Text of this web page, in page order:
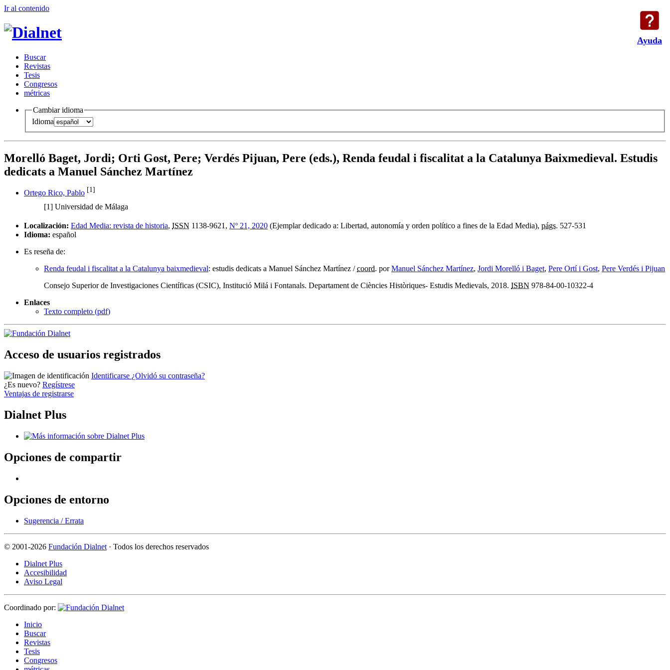
Ayuda
Ir al contenido
Buscar
Revistas
Tesis
Congresos
métricas
Cambiar idioma
Idioma
Morelló Baget, Jordi; Orti Gost, Pere; Verdés Pijuan, Pere (eds.), Renda feudal i fiscalitat a la Catalunya Baixmedieval. Estudis
dedicats a Manuel Sánchez Martínez
Ortego Rico, Pablo [1]
[1] Universidad de Málaga
Localización: Edad Media: revista de historia, ISSN 1138-9621, Nº 21, 2020 (Ejemplar dedicado a: Libertad, autonomía y orden político a fines de la Edad Media), págs. 527-531
Idioma: español
Es reseña de:
Renda feudal i fiscalitat a la Catalunya baixmedieval: estudis dedicats a Manuel Sánchez Martínez /coord. porManuel Sánchez Martínez, Jordi Morelló i Baget, Pere Ortí i Gost, Pere Verdés i Pijuan
Consejo Superior de Investigaciones Científicas (CSIC), Institució Milá i Fontanals. Departament de Ciències Històriques- Estudis Medievals, 2018. ISBN 978-84-00-10322-4
Enlaces
Texto completo (pdf)
Acceso de usuarios registrados
Identificarse ¿Olvidó su contraseña?
¿Es nuevo? Regístrese
Ventajas de registrarse
Dialnet Plus
Opciones de compartir
Opciones de entorno
Sugerencia / Errata
© 2001-2026 Fundación Dialnet · Todos los derechos reservados
Dialnet Plus
Accesibilidad
Aviso Legal
Coordinado por:
Inicio
Buscar
Revistas
Tesis
Congresos